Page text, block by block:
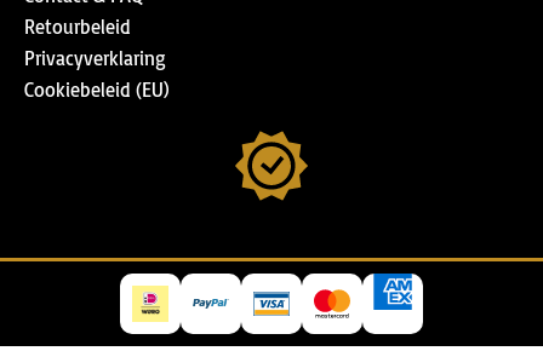
Retourbeleid
Privacyverklaring
Cookiebeleid (EU)